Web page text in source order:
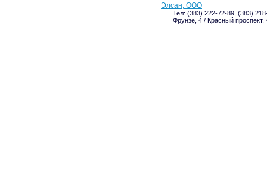
Элсан, ООО
Тел: (383) 222-72-89, (383)
Фрунзе, 4 / Красный проспект,